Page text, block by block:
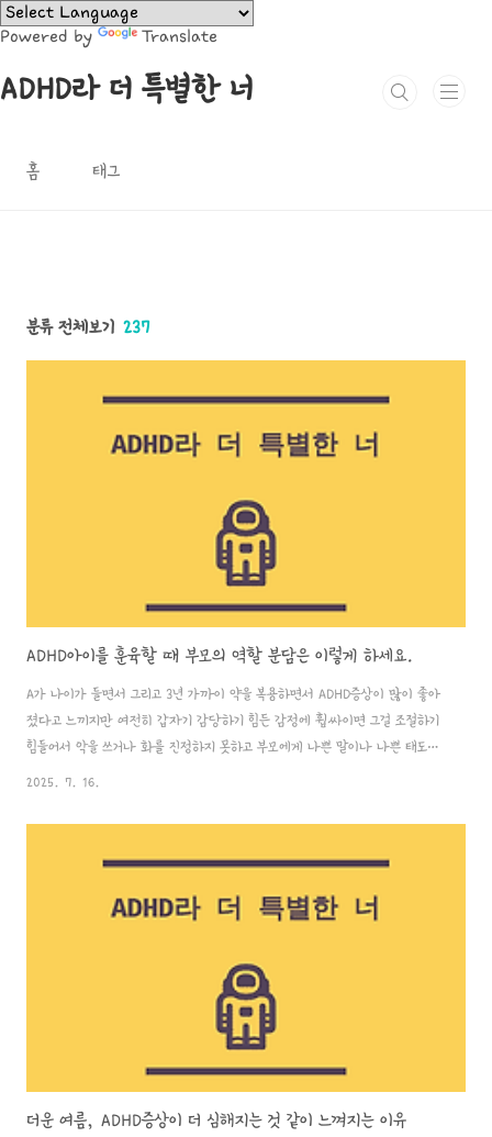
Powered by Translate
본문 바로가기
ADHD라 더 특별한 너
홈 태그
분류 전체보기 237
ADHD아이를 훈육할 때 부모의 역할 분담은 이렇게 하세요.
A가 나이가 들면서 그리고 3년 가까이 약을 복용하면서 ADHD증상이 많이 좋아
졌다고 느끼지만 여전히 갑자기 감당하기 힘든 감정에 휩싸이면 그걸 조절하기
힘들어서 악을 쓰거나 화를 진정하지 못하고 부모에게 나쁜 말이나 나쁜 태도를
보일 때가 있다. 그렇다고 폭력을 쓰거나 욕을 하는 건 아니지만 혼자 감정을 삭
있는 행동을 하는 건 걱정이 된다. 남편은 이런 아이의 행동에 더 자극을 받는 편
이라 이런 일이 있을 때 아이를 멈추게 하려고 더 무섭게 다그치거나 으름장을 놓
소하기 위한거라는 걸 늘 설명해줘도 아이가 자신에게 도발하는 것처럼 느끼는 것
2025. 7. 16.
더운 여름, ADHD증상이 더 심해지는 것 같이 느껴지는 이유